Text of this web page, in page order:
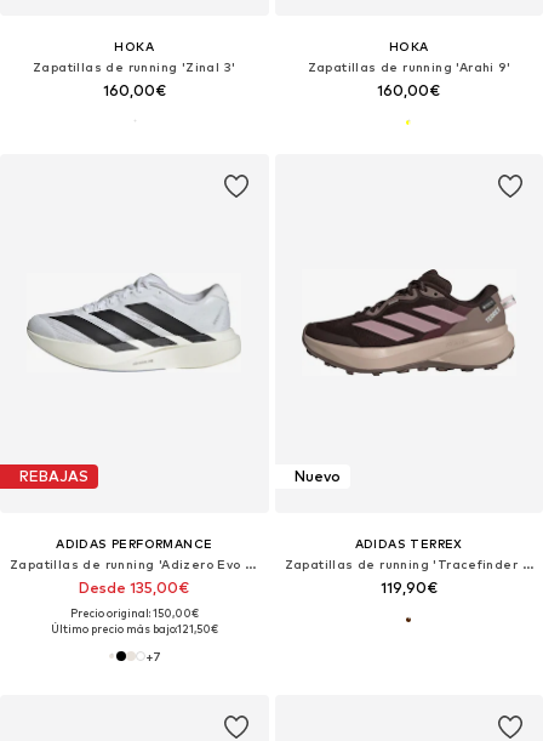
HOKA
Zapatillas de running 'Zinal 3'
160,00€
HOKA
Zapatillas de running 'Arahi 9'
160,00€
REBAJAS
ADIDAS PERFORMANCE
Zapatillas de running 'Adizero Evo SL'
Desde 135,00€
Precio original: 150,00€
Último precio más bajo:121,50€
+7
Nuevo
ADIDAS TERREX
Zapatillas de running 'Tracefinder Plus GORE-TEX®'
119,90€